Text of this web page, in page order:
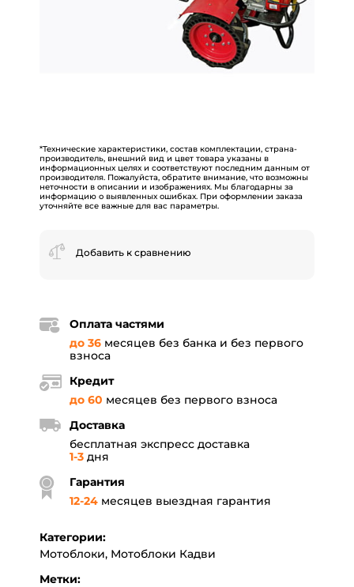
*Технические характеристики, состав комплектации, страна-
производитель, внешний вид и цвет товара указаны в
информационных целях и соответствуют последним данным от
производителя. Пожалуйста, обратите внимание, что возможны
неточности в описании и изображениях. Мы благодарны за
информацию о выявленных ошибках. При оформлении заказа
уточняйте все важные для вас параметры.
Добавить к сравнению
Оплата частями
до 36 месяцев без банка и без первого
взноса
Кредит
до 60 месяцев без первого взноса
Доставка
бесплатная экспресс доставка
1-3 дня
Гарантия
12-24 месяцев выездная гарантия
Категории:
Мотоблоки, Мотоблоки Кадви
Метки: